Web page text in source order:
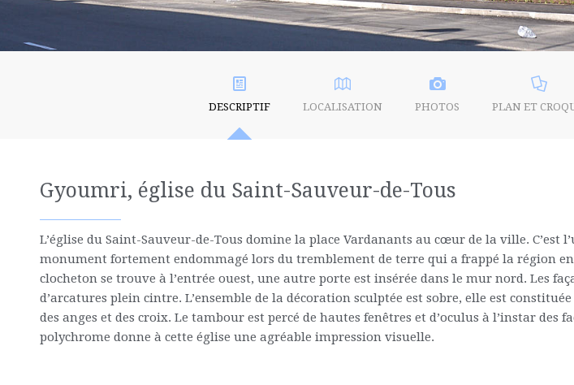
DESCRIPTIF LOCALISATION PHOTOS PLAN ET
Gyoumri, église du Saint-Sauveur-de-Tous
L’église du Saint-Sauveur-de-Tous domine la place Vardanants au cœur de la ville. C’est
monument fortement endommagé lors du tremblement de terre qui a frappé la région
clocheton se trouve à l’entrée ouest, une autre porte est insérée dans le mur nord. Les
d’arcatures plein cintre. L’ensemble de la décoration sculptée est sobre, elle est
des anges et des croix. Le tambour est percé de hautes fenêtres et d’oculus à l’instar des
polychrome donne à cette église une agréable impression visuelle.